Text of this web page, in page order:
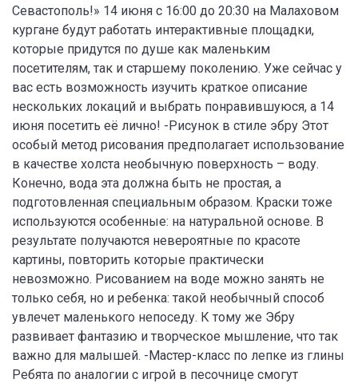
Севастополь!» 14 июня с 16:00 до 20:30 на Малаховом
кургане будут работать интерактивные площадки,
которые придутся по душе как маленьким
посетителям, так и старшему поколению. Уже сейчас у
вас есть возможность изучить краткое описание
нескольких локаций и выбрать понравившуюся, а 14
июня посетить её лично! -Рисунок в стиле эбру Этот
особый метод рисования предполагает использование
в качестве холста необычную поверхность – воду.
Конечно, вода эта должна быть не простая, а
подготовленная специальным образом. Краски тоже
используются особенные: на натуральной основе. В
результате получаются невероятные по красоте
картины, повторить которые практически
невозможно. Рисованием на воде можно занять не
только себя, но и ребенка: такой необычный способ
увлечет маленького непоседу. К тому же Эбру
развивает фантазию и творческое мышление, что так
важно для малышей. -Мастер-класс по лепке из глины
Ребята по аналогии с игрой в песочнице смогут